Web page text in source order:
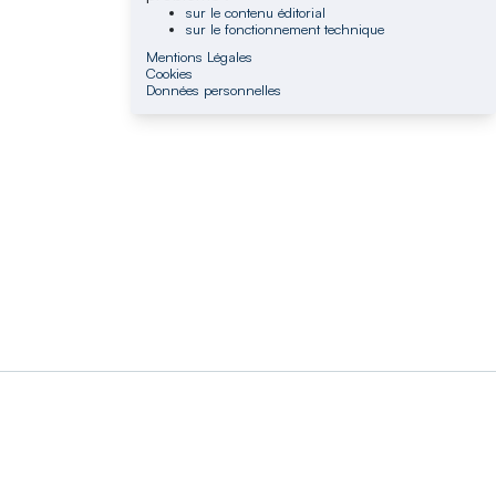
sur le contenu éditorial
sur le fonctionnement technique
Mentions Légales
Cookies
Données personnelles